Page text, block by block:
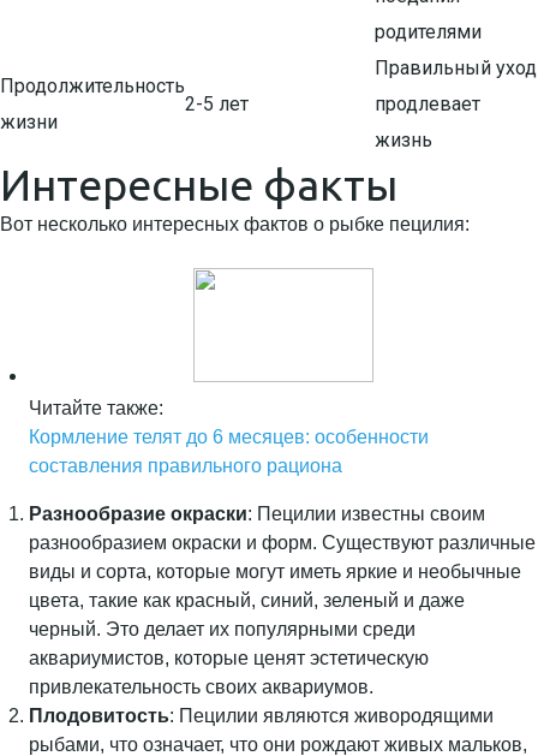
родителями
Продолжительность
жизни
2-5 лет
Правильный уход
продлевает
жизнь
Интересные факты
Вот несколько интересных фактов о рыбке пецилия:
Читайте также:
Кормление телят до 6 месяцев: особенности
составления правильного рациона
Разнообразие окраски: Пецилии известны своим
разнообразием окраски и форм. Существуют различные
виды и сорта, которые могут иметь яркие и необычные
цвета, такие как красный, синий, зеленый и даже
черный. Это делает их популярными среди
аквариумистов, которые ценят эстетическую
привлекательность своих аквариумов.
Плодовитость: Пецилии являются живородящими
рыбами, что означает, что они рождают живых мальков,